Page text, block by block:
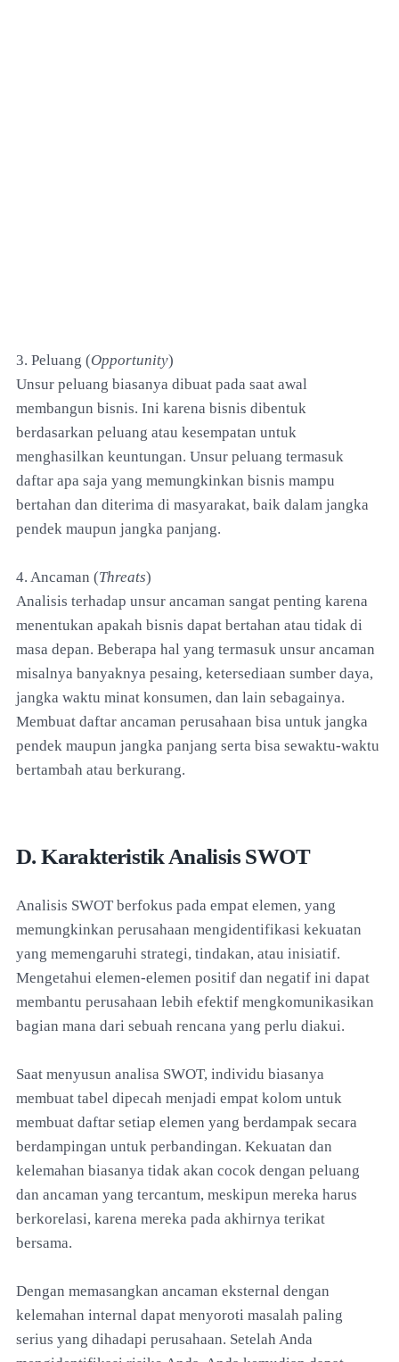
3. Peluang (Opportunity)
Unsur peluang biasanya dibuat pada saat awal
membangun bisnis. Ini karena bisnis dibentuk
berdasarkan peluang atau kesempatan untuk
menghasilkan keuntungan. Unsur peluang termasuk
daftar apa saja yang memungkinkan bisnis mampu
bertahan dan diterima di masyarakat, baik dalam jangka
pendek maupun jangka panjang.
4. Ancaman (Threats)
Analisis terhadap unsur ancaman sangat penting karena
menentukan apakah bisnis dapat bertahan atau tidak di
masa depan. Beberapa hal yang termasuk unsur ancaman
misalnya banyaknya pesaing, ketersediaan sumber daya,
jangka waktu minat konsumen, dan lain sebagainya.
Membuat daftar ancaman perusahaan bisa untuk jangka
pendek maupun jangka panjang serta bisa sewaktu-waktu
bertambah atau berkurang.
D. Karakteristik Analisis SWOT
Analisis SWOT berfokus pada empat elemen, yang
memungkinkan perusahaan mengidentifikasi kekuatan
yang memengaruhi strategi, tindakan, atau inisiatif.
Mengetahui elemen-elemen positif dan negatif ini dapat
membantu perusahaan lebih efektif mengkomunikasikan
bagian mana dari sebuah rencana yang perlu diakui.
Saat menyusun analisa SWOT, individu biasanya
membuat tabel dipecah menjadi empat kolom untuk
membuat daftar setiap elemen yang berdampak secara
berdampingan untuk perbandingan. Kekuatan dan
kelemahan biasanya tidak akan cocok dengan peluang
dan ancaman yang tercantum, meskipun mereka harus
berkorelasi, karena mereka pada akhirnya terikat
bersama.
Dengan memasangkan ancaman eksternal dengan
kelemahan internal dapat menyoroti masalah paling
serius yang dihadapi perusahaan. Setelah Anda